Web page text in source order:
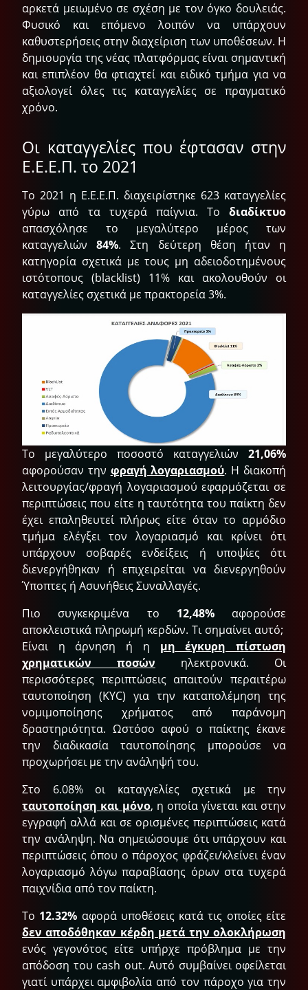
αρκετά μειωμένο σε σχέση με τον όγκο δουλειάς.
Φυσικό και επόμενο λοιπόν να υπάρχουν
καθυστερήσεις στην διαχείριση των υποθέσεων. Η
δημιουργία της νέας πλατφόρμας είναι σημαντική
και επιπλέον θα φτιαχτεί και ειδικό τμήμα για να
αξιολογεί όλες τις καταγγελίες σε πραγματικό
χρόνο.
Οι καταγγελίες που έφτασαν στην
Ε.Ε.Ε.Π. το 2021
Το 2021 η Ε.Ε.Ε.Π. διαχειρίστηκε 623 καταγγελίες
γύρω από τα τυχερά παίγνια. Το διαδίκτυο
απασχόλησε το μεγαλύτερο μέρος των
καταγγελιών84%. Στη δεύτερη θέση ήταν η
κατηγορία σχετικά με τους μη αδειοδοτημένους
ιστότοπους (blacklist) 11% και ακολουθούν οι
καταγγελίες σχετικά με πρακτορεία 3%.
Το μεγαλύτερο ποσοστό καταγγελιών 21,06%
αφορούσαν την φραγή λογαριασμού. Η διακοπή
λειτουργίας/φραγή λογαριασμού εφαρμόζεται σε
περιπτώσεις που είτε η ταυτότητα του παίκτη δεν
έχει επαληθευτεί πλήρως είτε όταν το αρμόδιο
τμήμα ελέγξει τον λογαριασμό και κρίνει ότι
υπάρχουν σοβαρές ενδείξεις ή υποψίες ότι
διενεργήθηκαν ή επιχειρείται να διενεργηθούν
Ύποπτες ή Ασυνήθεις Συναλλαγές.
Πιο συγκεκριμένα το 12,48%αφορούσε
αποκλειστικά πληρωμή κερδών. Τι σημαίνει αυτό;
Είναι η άρνηση ή η μη έγκυρη πίστωση
χρηματικών ποσών ηλεκτρονικά. Οι
περισσότερες περιπτώσεις απαιτούν περαιτέρω
ταυτοποίηση (KYC) για την καταπολέμηση της
νομιμοποίησης χρήματος από παράνομη
δραστηριότητα. Ωστόσο αφού ο παίκτης έκανε
την διαδικασία ταυτοποίησης μπορούσε να
προχωρήσει με την ανάληψή του.
Στο 6.08% οι καταγγελίες σχετικά με την
ταυτοποίηση και μόνο, η οποία γίνεται και στην
εγγραφή αλλά και σε ορισμένες περιπτώσεις κατά
την ανάληψη. Να σημειώσουμε ότι υπάρχουν και
περιπτώσεις όπου ο πάροχος φράζει/κλείνει έναν
λογαριασμό λόγω παραβίασης όρων στα τυχερά
παιχνίδια από τον παίκτη.
Το 12.32% αφορά υποθέσεις κατά τις οποίες είτε
δεν αποδόθηκαν κέρδη μετά την ολοκλήρωση
ενός γεγονότος είτε υπήρχε πρόβλημα με την
απόδοση του cash out. Αυτό συμβαίνει οφείλεται
γιατί υπάρχει αμφιβολία από τον πάροχο για την